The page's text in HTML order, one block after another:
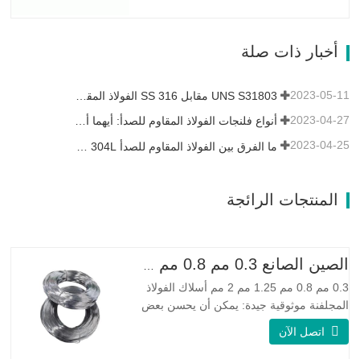
خصائص مقاومة ممتازة للتآكل. هذه الخصائص
تشبه Monel 400.…أخبار ذات صلة
2023-05-11
أنواع فلنجات الفولاذ المقاوم للصدأ: أيهما أفضل بالنسبة لك؟ 2023-04-27
2023-04-25
المنتجات الرائجة
0.3 مم 0.8 مم 1.25 مم 2 مم أسلاك الفولاذ
المجلفنة موثوقية جيدة: يمكن أن يحسن بعض
العقد والنتوءات والصدأ على الأسلاك الفولاذية
مرونة جيدة: صلابة الفولاذ المجلفن جيدة جدًا،
اتصل الآن